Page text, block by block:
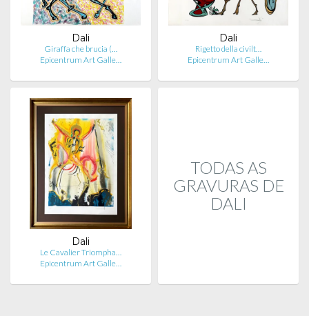
Dali
Giraffa che brucia (…
Epicentrum Art Galle…
Dali
Rigetto della civilt…
Epicentrum Art Galle…
Dali
Le Cavalier Triompha…
Epicentrum Art Galle…
TODAS AS
GRAVURAS DE
DALI